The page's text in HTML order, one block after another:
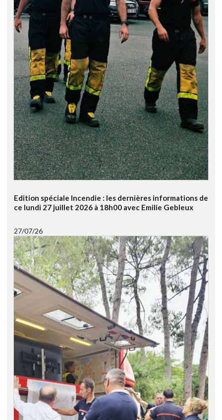
Edition spéciale Incendie : les dernières informations de
ce lundi 27 juillet 2026 à 18h00 avec Emilie Gebleux
27/07/26